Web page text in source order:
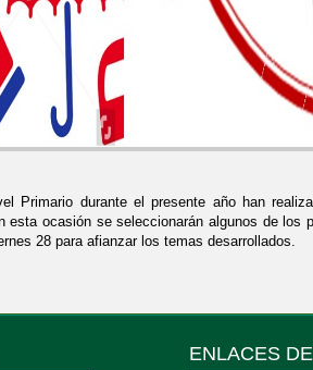
Primario durante el presente año han
esta ocasión se seleccionarán algunos de
28 para afianzar los temas desarrollados.
ENLACES